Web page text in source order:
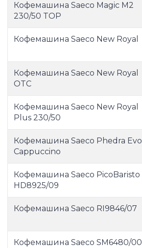
Кофемашина Saeco Magic M2
230/50 TOP
Кофемашина Saeco New Royal
Кофемашина Saeco New Royal
OTC
Кофемашина Saeco New Royal
Plus 230/50
Кофемашина Saeco Phedra Evo
Cappuccino
Кофемашина Saeco PicoBaristo
HD8925/09
Кофемашина Saeco RI9846/07
Кофемашина Saeco SM6480/00